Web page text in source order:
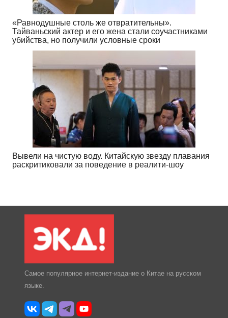
«Равнодушные столь же отвратительны».
Тайваньский актер и его жена стали соучастниками
убийства, но получили условные сроки
Вывели на чистую воду. Китайскую звезду плавания
раскритиковали за поведение в реалити-шоу
Самое популярное интернет-издание о Китае на русском
языке.